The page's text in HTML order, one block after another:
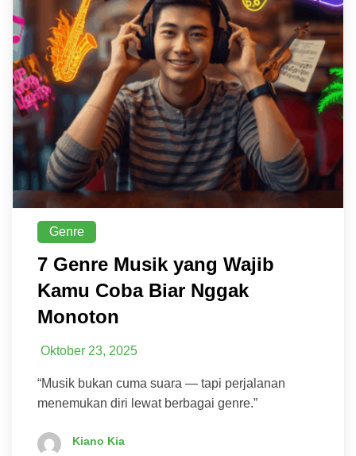
Genre
7 Genre Musik yang Wajib
Kamu Coba Biar Nggak
Monoton
Oktober 23, 2025
“Musik bukan cuma suara — tapi perjalanan
menemukan diri lewat berbagai genre.”
Kiano Kia